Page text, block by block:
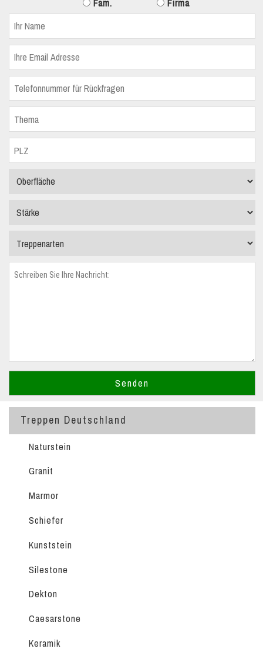
Fam.
Firma
Treppen Deutschland
Naturstein
Granit
Marmor
Schiefer
Kunststein
Silestone
Dekton
Caesarstone
Keramik